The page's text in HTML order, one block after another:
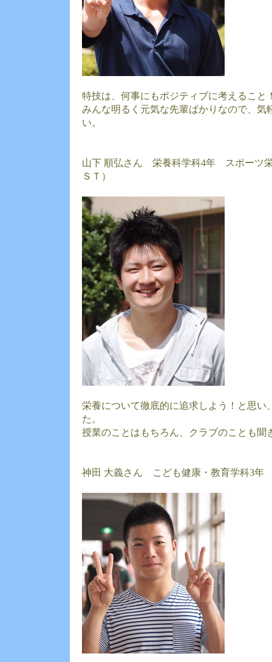
特技は、何事にもポジティブに考えること
みんな明るく元気な先輩ばかりなので、気
い。
山下 順弘さん 栄養科学科4年 スポーツ
ＳＴ）
栄養について徹底的に追求しよう！と思い
た。
授業のことはもちろん、クラブのことも聞
神田 大義さん こども健康・教育学科3年